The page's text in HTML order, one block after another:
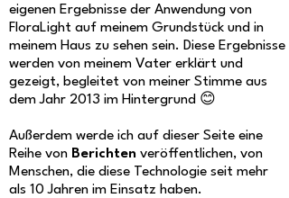
eigenen Ergebnisse der Anwendung von
FloraLight auf meinem Grundstück und in
meinem Haus zu sehen sein. Diese Ergebnisse
werden von meinem Vater erklärt und
gezeigt, begleitet von meiner Stimme aus
dem Jahr 2013 im Hintergrund 😊
Außerdem werde ich auf dieser Seite eine
Reihe von Berichten veröffentlichen, von
Menschen, die diese Technologie seit mehr
als 10 Jahren im Einsatz haben.